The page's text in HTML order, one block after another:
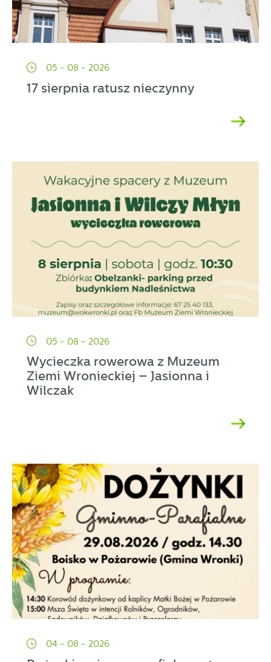
05 - 08 - 2026
17 sierpnia ratusz nieczynny
05 - 08 - 2026
Wycieczka rowerowa z Muzeum
Ziemi Wronieckiej – Jasionna i
Wilczak
04 - 08 - 2026